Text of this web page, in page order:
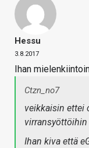
Hessu
3.8.2017
Ihan
Ctzn_no7
veikkaisin ettei
virransyöttöihin
Ihan kiva että